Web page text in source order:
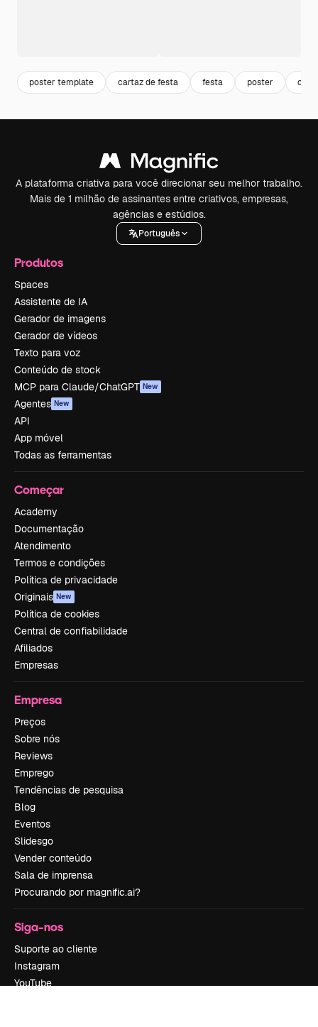
poster template cartaz de festa festa poster
A plataforma criativa para você direcionar seu melhor trabalho.
Mais de 1 milhão de assinantes entre criativos, empresas,
agências e estúdios.
Português
Produtos
Spaces
Assistente de IA
Gerador de imagens
Gerador de vídeos
Texto para voz
Conteúdo de stock
MCP para Claude/ChatGPT New
Agentes New
API
App móvel
Todas as ferramentas
Começar
Academy
Documentação
Atendimento
Termos e condições
Política de privacidade
Originais New
Política de cookies
Central de confiabilidade
Afiliados
Empresas
Empresa
Preços
Sobre nós
Reviews
Emprego
Tendências de pesquisa
Blog
Eventos
Slidesgo
Vender conteúdo
Sala de imprensa
Procurando por magnific.ai?
Siga-nos
Suporte ao cliente
Instagram
YouTube